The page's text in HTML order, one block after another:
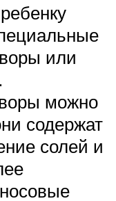
или
можно
содержат
солей и